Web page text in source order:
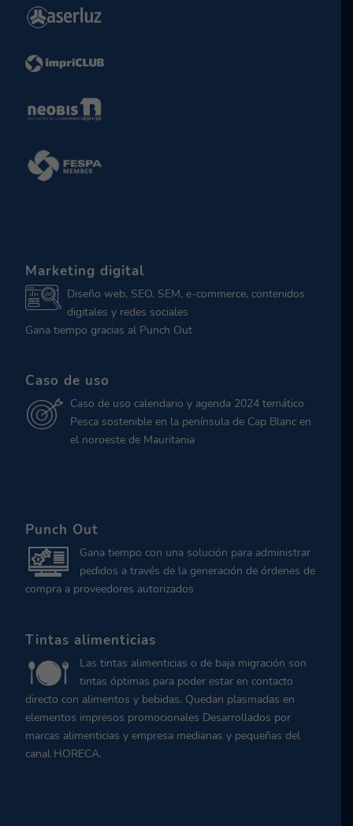
Marketing digital
Diseño web, SEO, SEM, e-commerce, contenidos
digitales y redes sociales
Gana tiempo gracias al Punch Out
Caso de uso
Caso de uso calendario y agenda 2024 temático
Pesca sostenible en la península de Cap Blanc en
el noroeste de Mauritania
Punch Out
Gana tiempo con una solución para administrar
pedidos a través de la generación de órdenes de
compra a proveedores autorizados
Tintas alimenticias
Las tintas alimenticias o de baja migración son
tintas óptimas para poder estar en contacto
directo con alimentos y bebidas. Quedan plasmadas en
elementos impresos promocionales Desarrollados por
marcas alimenticias y empresa medianas y pequeñas del
canal HORECA.